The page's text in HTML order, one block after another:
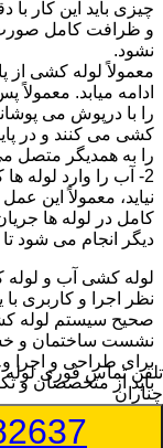
چیزی باید این کار
و ظرافت کامل صورت
نشود.
معمولاً لوله کشی از
ادامه میابد.
را با درپوش می
کشی می کنند و در
را به همدیگر متصل
2- آب را وارد لوله
نیاید، معمولاً این
کامل در لوله ها
دیگر انجام می شود
لوله کشی آب و لوله
نظر اجرا و کاربری
صحیح سیستم لوله
نشست ساختمان و
برای طراحی و اجرا
باید از متخصصان و
تلفن تماس فوری
چناران